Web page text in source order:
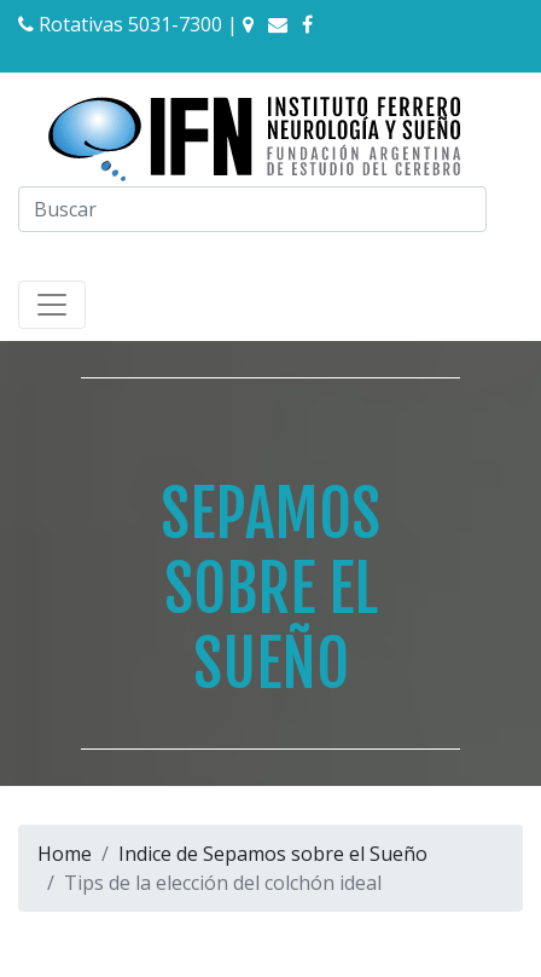
Rotativas 5031-7300 |
SEPAMOS
SOBRE EL
SUEÑO
Home
Indice de Sepamos sobre el Sueño
Tips de la elección del colchón ideal